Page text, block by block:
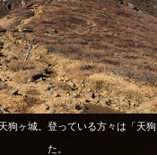
狗ヶ城。登っている方々は「天
た。